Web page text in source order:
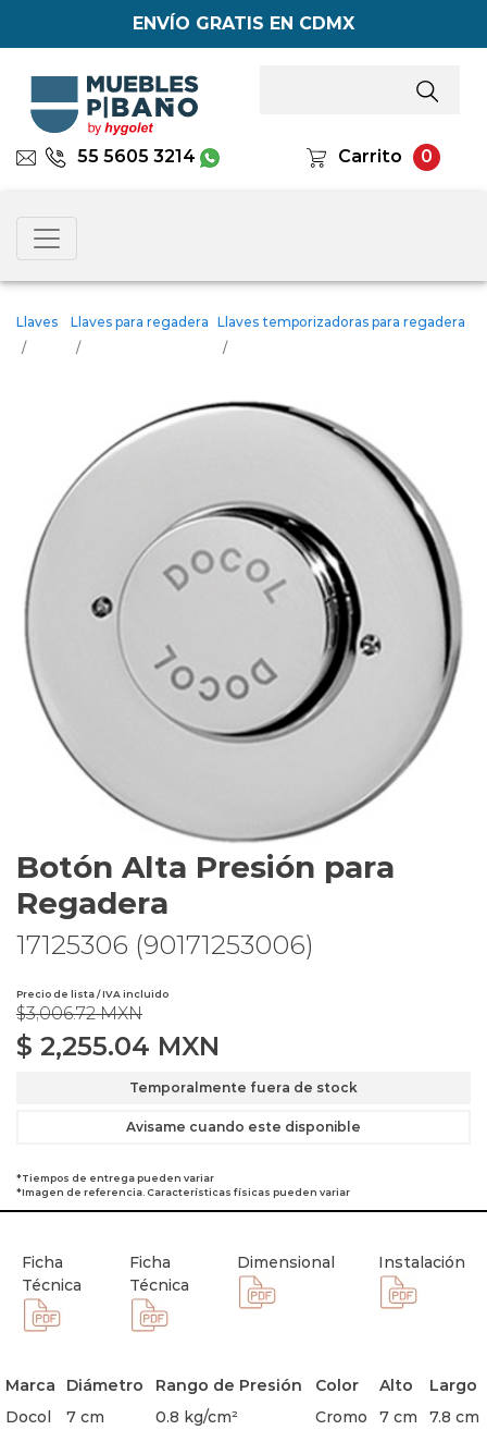
ENVÍO GRATIS EN CDMX
55 5605 3214 Carrito 0
Llaves
/
Llaves para regadera
/
Llaves temporizadoras para regadera
/
Botón Alta Presión para
Regadera
17125306 (90171253006)
Precio de lista / IVA incluido
$3,006.72 MXN
$ 2,255.04 MXN
Temporalmente fuera de stock
Avisame cuando este disponible
*Tiempos de entrega pueden variar
*Imagen de referencia. Características físicas pueden variar
Ficha
Técnica
Ficha
Técnica
Dimensional Instalación
Marca Diámetro Rango de Presión Color Alto
Largo
Docol
7 cm 0.8 kg/cm² Cromo 7 cm 7.8 cm